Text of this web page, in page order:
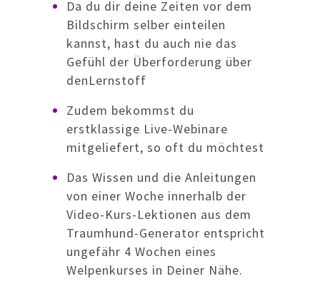
Da du dir deine Zeiten vor dem
Bildschirm selber einteilen
kannst, hast du auch nie das
Gefühl der Überforderung über
denLernstoff
Zudem bekommst du
erstklassige Live-Webinare
mitgeliefert, so oft du möchtest
Das Wissen und die Anleitungen
von einer Woche innerhalb der
Video-Kurs-Lektionen aus dem
Traumhund-Generator entspricht
ungefähr 4 Wochen eines
Welpenkurses in Deiner Nähe.